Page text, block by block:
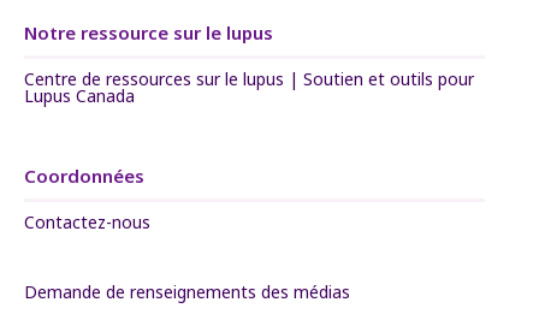
Notre ressource sur le lupus
Centre de ressources sur le lupus | Soutien et outils pour
Lupus Canada
Coordonnées
Contactez-nous
Demande de renseignements des médias